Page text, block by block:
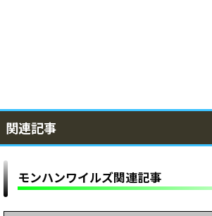
関連記事
モンハンワイルズ関連記事